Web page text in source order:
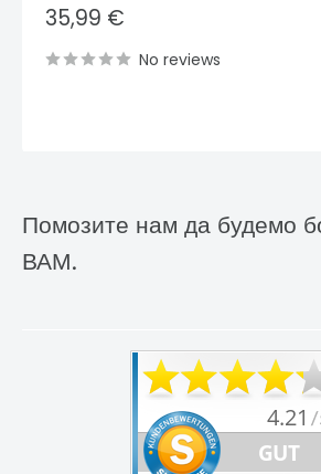
Sale
price
35,99 €
No reviews
Помозите нам да будемо
ВАМ.